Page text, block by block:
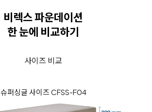
비렉스 파운데이션
한 눈에 비교하기
사이즈 비교
슈퍼싱글 사이즈 CFSS-F04